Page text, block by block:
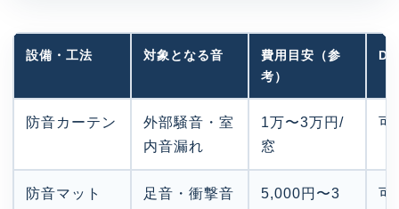
設備・工法 対象となる音
費用目安（参
考）
防音カーテン
外部騒音・室
内音漏れ
1万〜3万円/
窓
可
防音マット
足音・衝撃音
5,000円〜3
可